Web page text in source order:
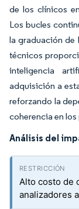
de los clínicos
Los bucles
la graduación de
técnicos
inteligencia
adquisición a
reforzando la
coherencia en
Análisis del
Alto costo de
analizadores